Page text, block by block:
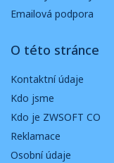
Emailová podpora
O této stránce
Kontaktní údaje
Kdo jsme
Kdo je ZWSOFT CO
Reklamace
Osobní údaje